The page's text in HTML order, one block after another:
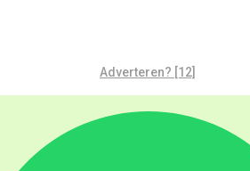
Adverteren? [12]